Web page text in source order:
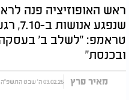
ראש האופוזיציה פנה
טראמפ: "לשלב ב'
ובכנסת"
מאיר פרץ 03.02.25 ה' שבט התשפ"ה